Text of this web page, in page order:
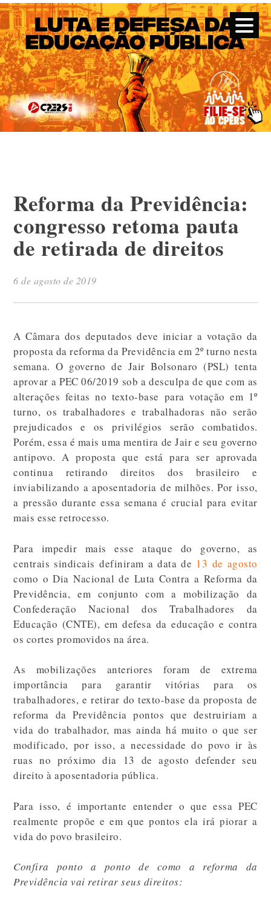
CPERS – Sindicato
CPERS – Sindicato dos Professores e Funcionários de escola
do Estado do Rio Grande do Sul
Reforma da Previdência:
congresso retoma pauta
de retirada de direitos
6 de agosto de 2019
A Câmara dos deputados deve iniciar a votação da
proposta da reforma da Previdência em 2º turno nesta
semana. O governo de Jair Bolsonaro (PSL) tenta
aprovar a PEC 06/2019 sob a desculpa de que com as
alterações feitas no texto-base para votação em 1º
turno, os trabalhadores e trabalhadoras não serão
prejudicados e os privilégios serão combatidos.
Porém, essa é mais uma mentira de Jair e seu governo
antipovo. A proposta que está para ser aprovada
continua retirando direitos dos brasileiro e
inviabilizando a aposentadoria de milhões. Por isso,
a pressão durante essa semana é crucial para evitar
mais esse retrocesso.
Para impedir mais esse ataque do governo, as
centrais sindicais definiram a data de 13 de agosto
como o Dia Nacional de Luta Contra a Reforma da
Previdência, em conjunto com a mobilização da
Confederação Nacional dos Trabalhadores da
Educação (CNTE), em defesa da educação e contra
os cortes promovidos na área.
As mobilizações anteriores foram de extrema
importância para garantir vitórias para os
trabalhadores, e retirar do texto-base da proposta de
reforma da Previdência pontos que destruiriam a
vida do trabalhador, mas ainda há muito o que ser
modificado, por isso, a necessidade do povo ir às
ruas no próximo dia 13 de agosto defender seu
direito à aposentadoria pública.
Para isso, é importante entender o que essa PEC
realmente propõe e em que pontos ela irá piorar a
vida do povo brasileiro.
Confira ponto a ponto de como a reforma da
Previdência vai retirar seus direitos: